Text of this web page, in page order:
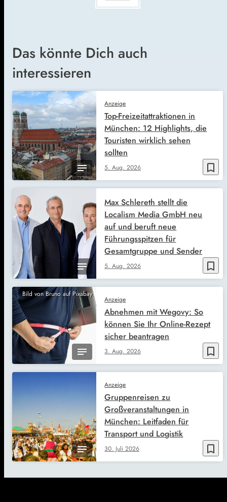
Das könnte Dich auch
interessieren
bookmark_border
Anzeige
5. Aug. 2026
Top-Freizeitattraktionen in
München: 12 Highlights, die
Touristen wirklich sehen
sollten
bookmark_border
5. Aug. 2026
Max Schlereth stellt die
Localism Media GmbH neu
auf und beruft neue
Führungsspitzen für
Gesamtgruppe und Sender
Bild von Bruno auf Pixabay
bookmark_border
Anzeige
3. Aug. 2026
Abnehmen mit Wegovy: So
können Sie Ihr Online-Rezept
sicher beantragen
bookmark_border
Anzeige
30. Juli 2026
Gruppenreisen zu
Großveranstaltungen in
München: Leitfaden für
Transport und Logistik